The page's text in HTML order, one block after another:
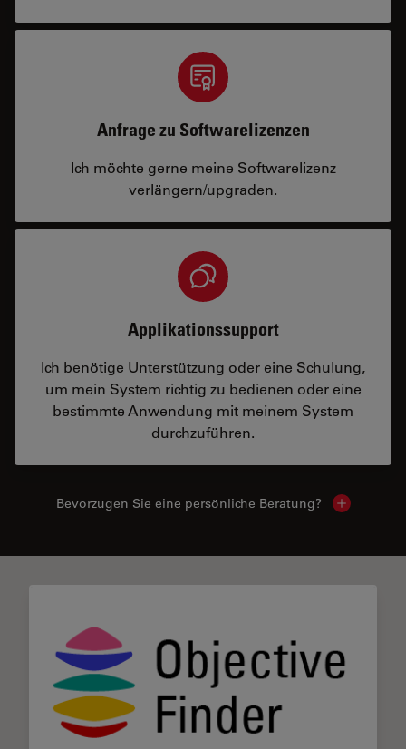
Anfrage zu Softwarelizenzen
Ich möchte gerne meine Softwarelizenz
verlängern/upgraden.
Applikationssupport
Ich benötige Unterstützung oder eine Schulung,
um mein System richtig zu bedienen oder eine
bestimmte Anwendung mit meinem System
durchzuführen.
Bevorzugen Sie eine persönliche Beratung? Show